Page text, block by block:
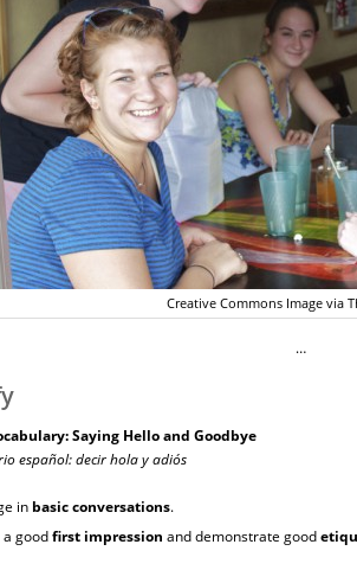
Creative Commons Image via
…
Saying Hello and Goodbye
español: decir hola y adiós
in basicconversations.
a goodfirst impression and demonstrate good